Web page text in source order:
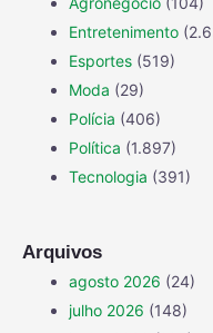
Entretenimento
Esportes (519)
Moda (29)
Polícia (406)
Política (1.897)
Tecnologia (391)
Arquivos
agosto 2026 (24)
julho 2026 (148)